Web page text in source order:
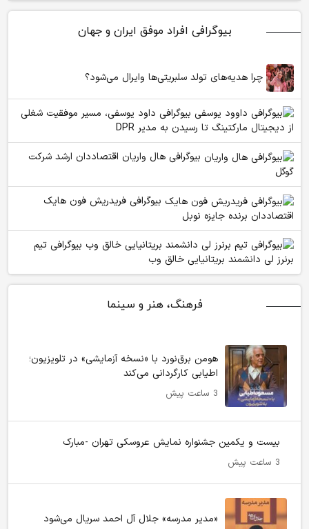
بیوگرافی افراد موفق ایران و جهان
چرا هدیه‌های تولد سلبریتی‌ها وایرال می‌شود؟
بیوگرافی داود یوسفی، مسیر موفقیت شغلی
از دیجیتال مارکتینگ تا رسیدن به مدیر DPR
بیوگرافی هال واریان اقتصاددان ارشد شرکت
گوگل
بیوگرافی فریدریش فون هایک
اقتصاددان برنده جایزه نوبل
بیوگرافی تیم
برنرز لی دانشمند بریتانیایی خالق وب
فرهنگ، هنر و سینما
هومن برق‌نورد با «نسخه آزمایشی» در تلویزیون؛
اطیابی کارگردانی می‌کند
3 ساعت پیش
بیست و یکمین جشنواره نمایش عروسکی تهران -مبارک
3 ساعت پیش
«مدیر مدرسه» جلال آل احمد سریال می‌شود